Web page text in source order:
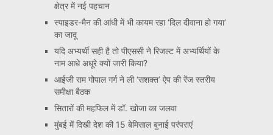
क्षेत्र में नई पहचान
स्पाइडर-मैन की आंधी में भी कायम रहा ‘दिल दीवाना हो गया’
का जादू
यदि अभ्यर्थी सही है तो पीएससी ने रिजल्ट में अभ्यर्थियों के
नाम आधे अधूरे क्यों जारी किया?
आईजी राम गोपाल गर्ग ने ली ‘सशक्त’ ऐप की रेंज स्तरीय
समीक्षा बैठक
सितारों की महफिल में डॉ. खोजा का जलवा
मुंबई में दिखी देश की 15 बेमिसाल बुनाई परंपराएं